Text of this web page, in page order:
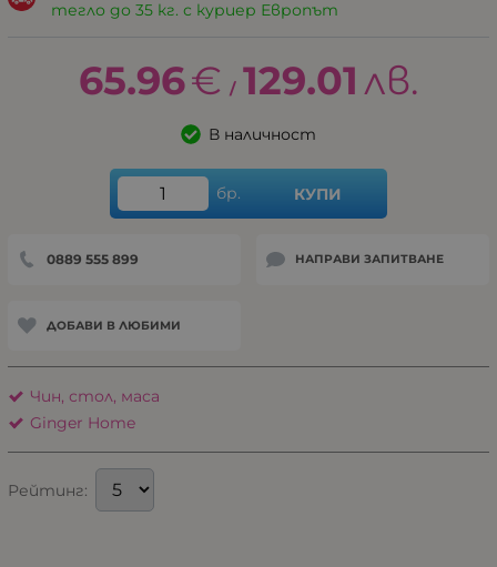
тегло до 35 кг. с куриер Европът
65.96€ / 129.01лв.
В наличност
бр. КУПИ
0889 555 899 НАПРАВИ ЗАПИТВАНЕ
ДОБАВИ В ЛЮБИМИ
Чин, стол, маса
Ginger Home
Рейтинг: